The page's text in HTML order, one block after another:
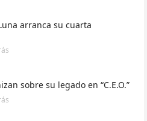
arranca su cuarta
sobre su legado en “C.E.O.”